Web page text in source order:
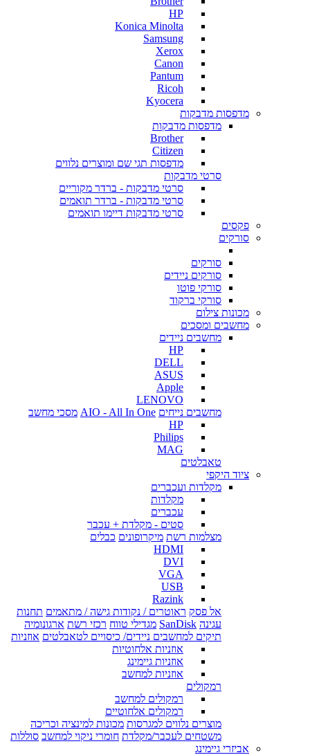
HP
Konica Minolta
Samsung
Xerox
Canon
Pantum
Ricoh
Kyocera
מדפסות מדבקות
מדפסות מדבקות
Brother
Citizen
מדפסות תגי שם ומוצרים נלווים
סרטי מדבקות
סרטי מדבקות - ברדר מקוריים
סרטי מדבקות - ברדר תואמים
סרטי מדבקות דיימו תואמים
פקסים
סורקים
סורקים
סורקים ניידים
סורקי פוטו
סורקי ברקוד
מכונות צילום
מחשבים ומסכים
מחשבים ניידים
HP
DELL
ASUS
Apple
LENOVO
מחשבים נייחים AIO - All In One מסכי מחשב
HP
Philips
MAG
טאבלטים
ציוד היקפי
מקלדות ועכברים
מקלדות
עכברים
סטים - מקלדת + עכבר
מצלמות רשת מיקרופונים כבלים
HDMI
DVI
VGA
USB
Razink
אל פסק ראוטרים / נקודות גישה / מתאמים תחנות
עגינה SanDisk מגדילי טווח רכזי רשת ארגונומיה
תיקים למחשבים ניידים/ כיסויים לטאבלטים אוזניות
אוזניות אלחוטיות
אוזניות גיימינג
אוזניות למחשב
רמקולים
רמקולים למחשב
רמקולים אלחוטיים
מוצרים נלווים למגרסות מכונות למינציה וכריכה
משטחים לעכבר/מקלדת חומרי ניקוי למחשב סוללות
אביזרי גיימינג